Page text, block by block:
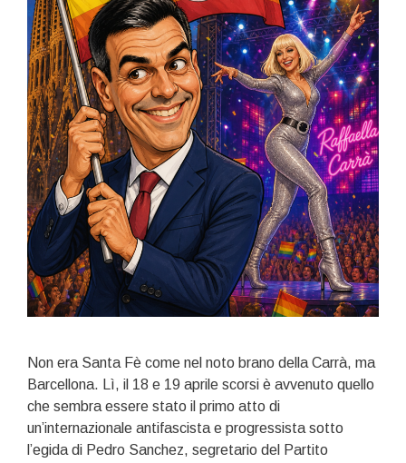
Non era Santa Fè come nel noto brano della Carrà, ma
Barcellona. Lì, il 18 e 19 aprile scorsi è avvenuto quello
che sembra essere stato il primo atto di
un’internazionale antifascista e progressista sotto
l’egida di Pedro Sanchez, segretario del Partito